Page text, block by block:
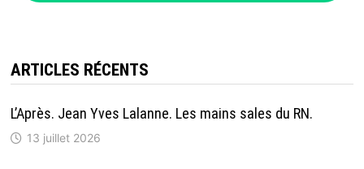
ARTICLES RÉCENTS
L’Après. Jean Yves Lalanne. Les mains sales du RN.
13 juillet 2026